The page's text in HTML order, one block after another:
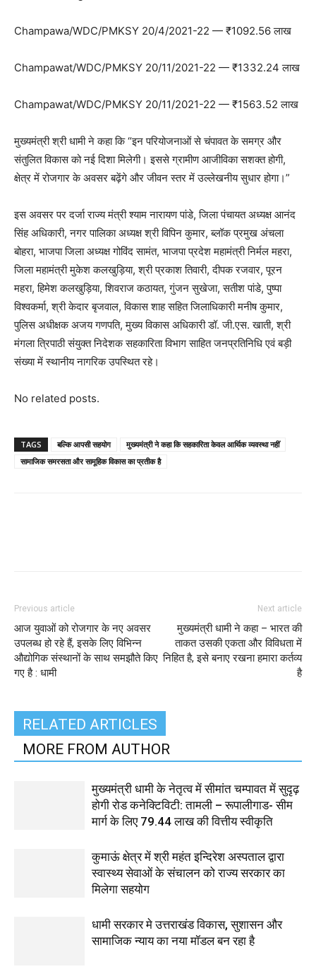
Champawa/WDC/PMKSY 20/4/2021-22 — ₹1092.56 लाख
Champawat/WDC/PMKSY 20/11/2021-22 — ₹1332.24 लाख
Champawat/WDC/PMKSY 20/11/2021-22 — ₹1563.52 लाख
मुख्यमंत्री श्री धामी ने कहा कि “इन परियोजनाओं से चंपावत के समग्र और
संतुलित विकास को नई दिशा मिलेगी। इससे ग्रामीण आजीविका सशक्त होगी,
क्षेत्र में रोजगार के अवसर बढ़ेंगे और जीवन स्तर में उल्लेखनीय सुधार होगा।”
इस अवसर पर दर्जा राज्य मंत्री श्याम नारायण पांडे, जिला पंचायत अध्यक्ष आनंद
सिंह अधिकारी, नगर पालिका अध्यक्ष श्री विपिन कुमार, ब्लॉक प्रमुख अंचला
बोहरा, भाजपा जिला अध्यक्ष गोविंद सामंत, भाजपा प्रदेश महामंत्री निर्मल महरा,
जिला महामंत्री मुकेश कलखुड़िया, श्री प्रकाश तिवारी, दीपक रजवार, पूरन
महरा, हिमेश कलखुड़िया, शिवराज कठायत, गुंजन सुखेजा, सतीश पांडे, पुष्पा
विश्वकर्मा, श्री केदार बृजवाल, विकास शाह सहित जिलाधिकारी मनीष कुमार,
पुलिस अधीक्षक अजय गणपति, मुख्य विकास अधिकारी डॉ. जी.एस. खाती, श्री
मंगला त्रिपाठी संयुक्त निदेशक सहकारिता विभाग साहित जनप्रतिनिधि एवं बड़ी
संख्या में स्थानीय नागरिक उपस्थित रहे।
No related posts.
TAGS बल्कि आपसी सहयोग
मुख्यमंत्री ने कहा कि सहकारिता केवल आर्थिक व्यवस्था नहीं
सामाजिक समरसता और सामूहिक विकास का प्रतीक है
Previous article
आज युवाओं को रोजगार के नए अवसर
उपलब्ध हो रहे हैं, इसके लिए विभिन्न
औद्योगिक संस्थानों के साथ समझौते किए
गए है : धामी
Next article
मुख्यमंत्री धामी ने कहा – भारत की
ताकत उसकी एकता और विविधता में
निहित है, इसे बनाए रखना हमारा कर्तव्य
है
RELATED ARTICLES
MORE FROM AUTHOR
मुख्यमंत्री धामी के नेतृत्व में सीमांत चम्पावत में सुदृढ़
होगी रोड कनेक्टिविटी: तामली – रूपालीगाड- सीम
मार्ग के लिए ₹79.44 लाख की वित्तीय स्वीकृति
कुमाऊं क्षेत्र में श्री महंत इन्दिरेश अस्पताल द्वारा
स्वास्थ्य सेवाओं के संचालन को राज्य सरकार का
मिलेगा सहयोग
धामी सरकार मे उत्तराखंड विकास, सुशासन और
सामाजिक न्याय का नया मॉडल बन रहा है